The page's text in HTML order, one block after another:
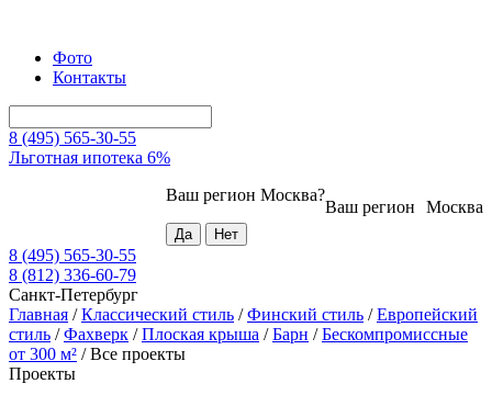
Фото
Контакты
8 (495) 565-30-55
Льготная ипотека 6%
Москва
Ваш регион
Ваш регион Москва?
8 (495) 565-30-55
8 (812) 336-60-79
Санкт-Петербург
Главная /Классический стиль /Финский стиль /Европейский
стиль /Фахверк /Плоская крыша /Барн /Бескомпромиссные
от 300 м² /Все проекты
Проекты